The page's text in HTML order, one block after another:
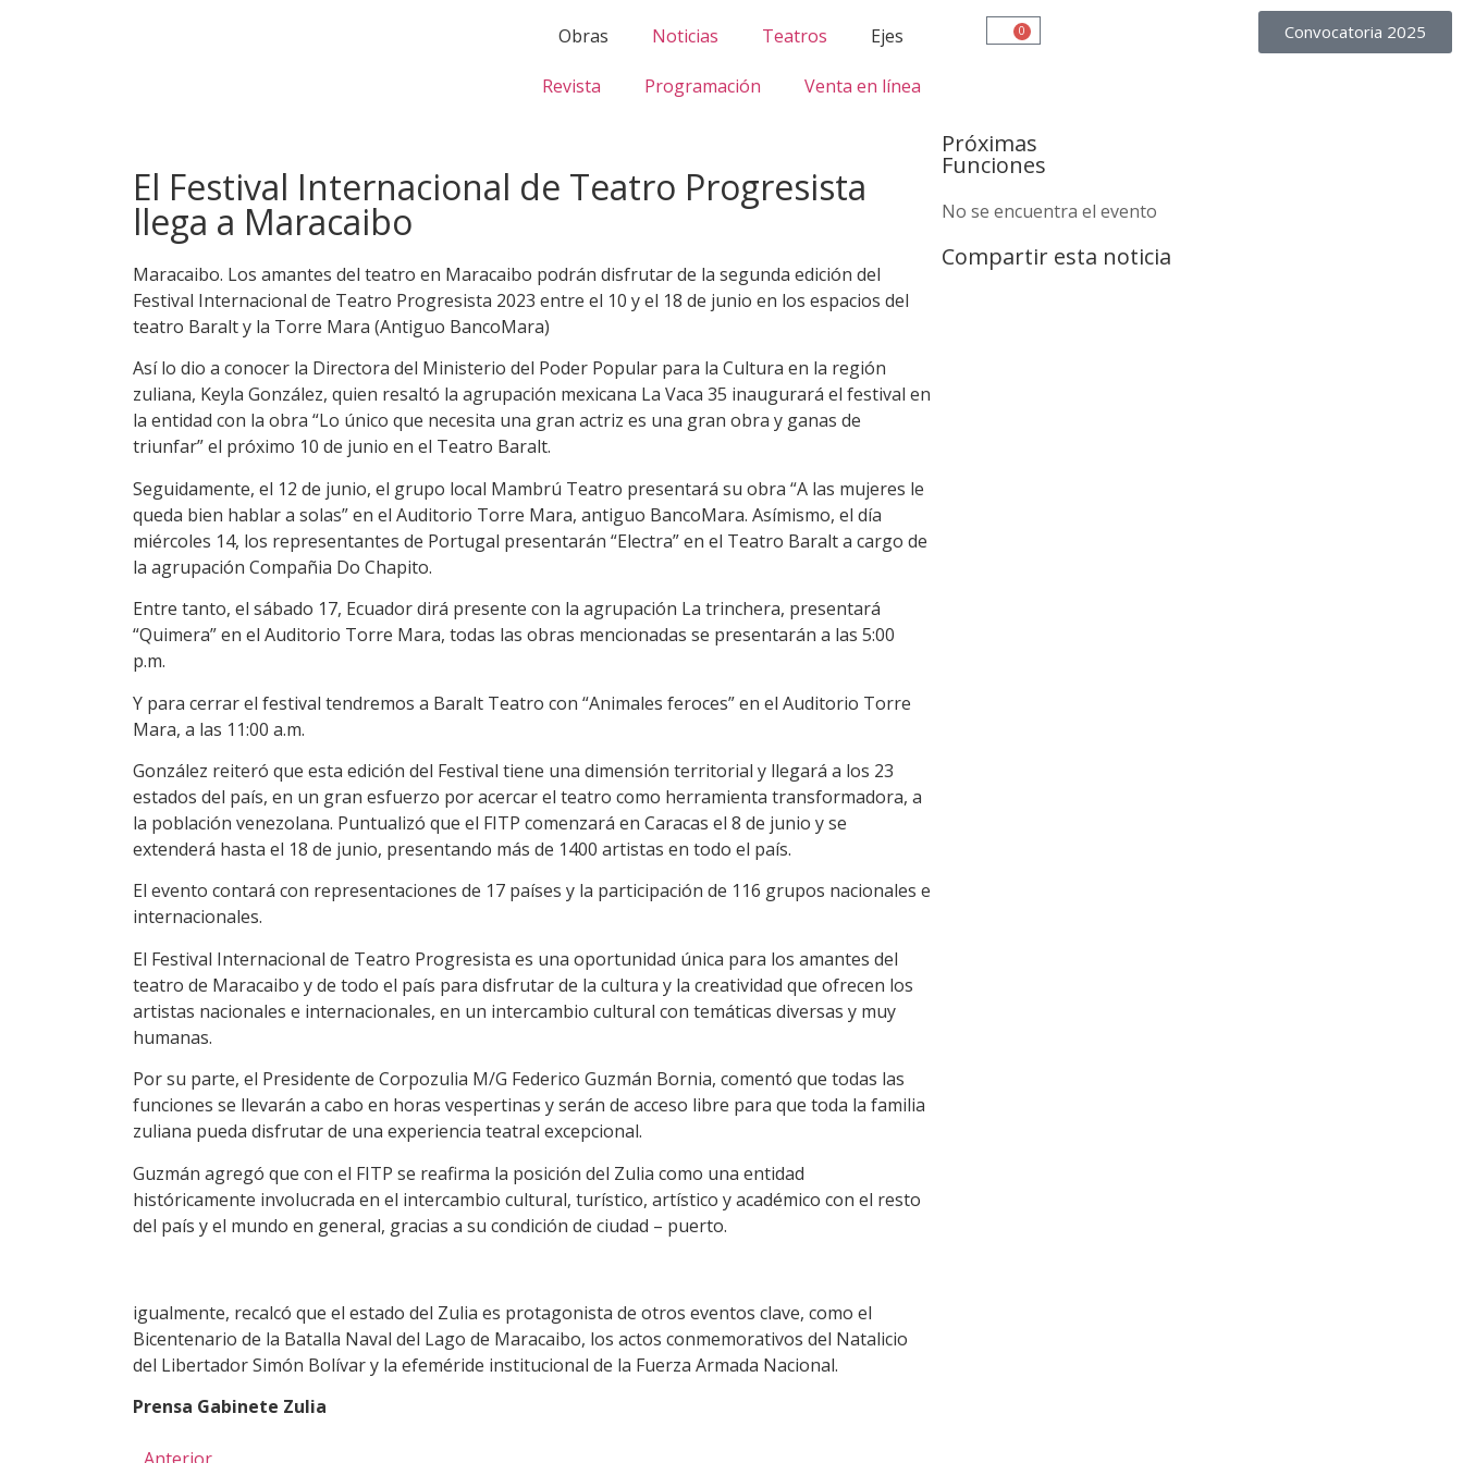
Obras Noticias Teatros Ejes
Revista Programación Venta en línea
Convocatoria 2025
0
El Festival Internacional de Teatro Progresista
llega a Maracaibo
Maracaibo. Los amantes del teatro en Maracaibo podrán disfrutar de la segunda edición del
Festival Internacional de Teatro Progresista 2023 entre el 10 y el 18 de junio en los espacios del
teatro Baralt y la Torre Mara (Antiguo BancoMara)
Así lo dio a conocer la Directora del Ministerio del Poder Popular para la Cultura en la región
zuliana, Keyla González, quien resaltó la agrupación mexicana La Vaca 35 inaugurará el festival en
la entidad con la obra “Lo único que necesita una gran actriz es una gran obra y ganas de
triunfar” el próximo 10 de junio en el Teatro Baralt.
Seguidamente, el 12 de junio, el grupo local Mambrú Teatro presentará su obra “A las mujeres le
queda bien hablar a solas” en el Auditorio Torre Mara, antiguo BancoMara. Asímismo, el día
miércoles 14, los representantes de Portugal presentarán “Electra” en el Teatro Baralt a cargo de
la agrupación Compañia Do Chapito.
Entre tanto, el sábado 17, Ecuador dirá presente con la agrupación La trinchera, presentará
“Quimera” en el Auditorio Torre Mara, todas las obras mencionadas se presentarán a las 5:00
p.m.
Y para cerrar el festival tendremos a Baralt Teatro con “Animales feroces” en el Auditorio Torre
Mara, a las 11:00 a.m.
González reiteró que esta edición del Festival tiene una dimensión territorial y llegará a los 23
estados del país, en un gran esfuerzo por acercar el teatro como herramienta transformadora, a
la población venezolana. Puntualizó que el FITP comenzará en Caracas el 8 de junio y se
extenderá hasta el 18 de junio, presentando más de 1400 artistas en todo el país.
El evento contará con representaciones de 17 países y la participación de 116 grupos nacionales e
internacionales.
El Festival Internacional de Teatro Progresista es una oportunidad única para los amantes del
teatro de Maracaibo y de todo el país para disfrutar de la cultura y la creatividad que ofrecen los
artistas nacionales e internacionales, en un intercambio cultural con temáticas diversas y muy
humanas.
Por su parte, el Presidente de Corpozulia M/G Federico Guzmán Bornia, comentó que todas las
funciones se llevarán a cabo en horas vespertinas y serán de acceso libre para que toda la familia
zuliana pueda disfrutar de una experiencia teatral excepcional.
Guzmán agregó que con el FITP se reafirma la posición del Zulia como una entidad
históricamente involucrada en el intercambio cultural, turístico, artístico y académico con el resto
del país y el mundo en general, gracias a su condición de ciudad – puerto.
igualmente, recalcó que el estado del Zulia es protagonista de otros eventos clave, como el
Bicentenario de la Batalla Naval del Lago de Maracaibo, los actos conmemorativos del Natalicio
del Libertador Simón Bolívar y la efeméride institucional de la Fuerza Armada Nacional.
Prensa Gabinete Zulia
Próximas
Funciones
No se encuentra el evento
Compartir esta noticia